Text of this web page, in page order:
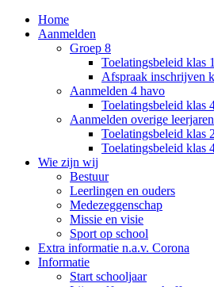
Home
Aanmelden
Groep 8
Toelatingsbeleid klas
Afspraak inschrijven
Aanmelden 4 havo
Toelatingsbeleid klas
Aanmelden overige leerjaren
Toelatingsbeleid klas
Toelatingsbeleid klas
Wie zijn wij
Bestuur
Leerlingen en ouders
Medezeggenschap
Missie en visie
Sport op school
Extra informatie n.a.v. Corona
Informatie
Start schooljaar